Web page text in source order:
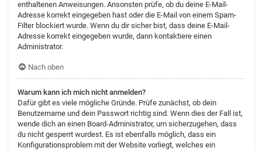
enthaltenen Anweisungen. Ansonsten prüfe, ob du deine E-Mail-
Adresse korrekt eingegeben hast oder die E-Mail von einem Spam-
Filter blockiert wurde. Wenn du dir sicher bist, dass deine E-Mail-
Adresse korrekt eingegeben wurde, dann kontaktiere einen
Administrator.
Nach oben
Warum kann ich mich nicht anmelden?
Dafür gibt es viele mögliche Gründe. Prüfe zunächst, ob dein
Benutzername und dein Passwort richtig sind. Wenn dies der Fall ist,
wende dich an einen Board-Administrator, um sicherzugehen, dass
du nicht gesperrt wurdest. Es ist ebenfalls möglich, dass ein
Konfigurationsproblem mit der Website vorliegt, welches ein